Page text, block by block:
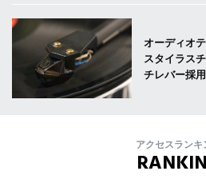
オーディオ
スタイラス
チレバー採
アクセスランキ